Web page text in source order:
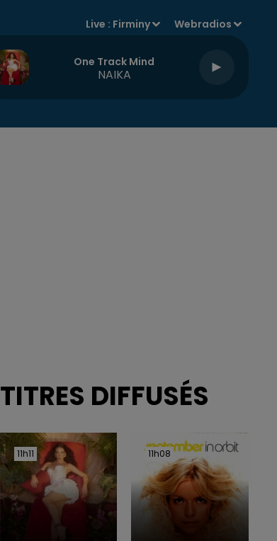
Live : Firminy Webradios
One Track Mind
NAIKA
TITRES DIFFUSÉS
11h11
11h11 11h08
11h08